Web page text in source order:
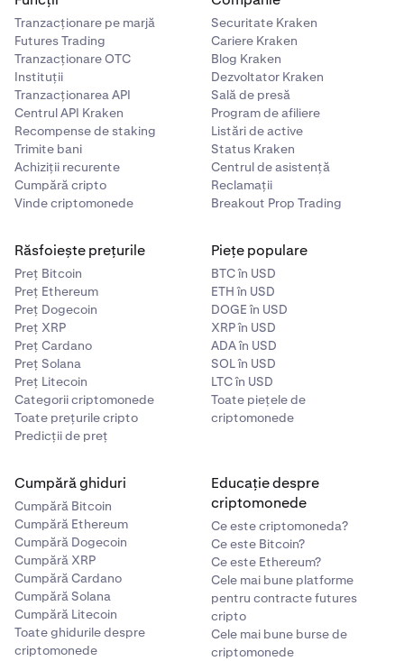
noastre pentru primii pași,
dă clic aici.
Consultă întrebările frecvente despreKraken Wallet aici.
Tranzacționare pe marjă
Futures Trading
Tranzacționare OTC
Instituții
Tranzacționarea API
Centrul API Kraken
Recompense de staking
Trimite bani
Achiziții recurente
Cumpără cripto
Vinde criptomonede
Securitate Kraken
Cariere Kraken
Blog Kraken
Dezvoltator Kraken
Sală de presă
Program de afiliere
Listări de active
Status Kraken
Centrul de asistență
Reclamații
Breakout Prop Trading
Răsfoiește prețurile
Preț Bitcoin
Preț Ethereum
Preț Dogecoin
Preț XRP
Preț Cardano
Preț Solana
Preț Litecoin
Categorii criptomonede
Toate prețurile cripto
Predicții de preț
Piețe populare
BTC în USD
ETH în USD
DOGE în USD
XRP în USD
ADA în USD
SOL în USD
LTC în USD
Toate piețele de
criptomonede
Cumpără ghiduri
Cumpără Bitcoin
Cumpără Ethereum
Cumpără Dogecoin
Cumpără XRP
Cumpără Cardano
Cumpără Solana
Cumpără Litecoin
Toate ghidurile despre
criptomonede
Educație despre
criptomonede
Ce este criptomoneda?
Ce este Bitcoin?
Ce este Ethereum?
Cele mai bune platforme
pentru contracte futures
cripto
Cele mai bune burse de
criptomonede